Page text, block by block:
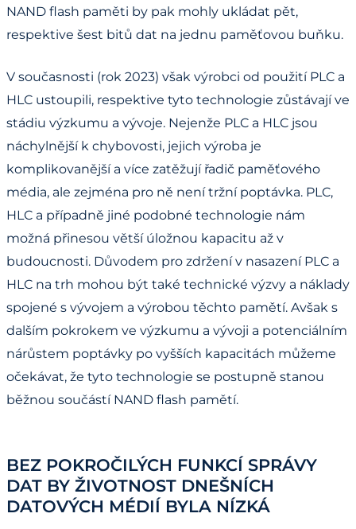
NAND flash paměti by pak mohly ukládat pět,
respektive šest bitů dat na jednu paměťovou buňku.
V současnosti (rok 2023) však výrobci od použití PLC a
HLC ustoupili, respektive tyto technologie zůstávají ve
stádiu výzkumu a vývoje. Nejenže PLC a HLC jsou
náchylnější k chybovosti, jejich výroba je
komplikovanější a více zatěžují řadič paměťového
média, ale zejména pro ně není tržní poptávka. PLC,
HLC a případně jiné podobné technologie nám
možná přinesou větší úložnou kapacitu až v
budoucnosti. Důvodem pro zdržení v nasazení PLC a
HLC na trh mohou být také technické výzvy a náklady
spojené s vývojem a výrobou těchto pamětí. Avšak s
dalším pokrokem ve výzkumu a vývoji a potenciálním
nárůstem poptávky po vyšších kapacitách můžeme
očekávat, že tyto technologie se postupně stanou
běžnou součástí NAND flash pamětí.
BEZ POKROČILÝCH FUNKCÍ SPRÁVY
DAT BY ŽIVOTNOST DNEŠNÍCH
DATOVÝCH MÉDIÍ BYLA NÍZKÁ